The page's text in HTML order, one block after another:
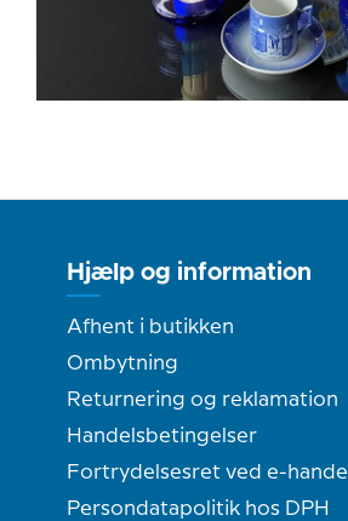
Hjælp og information
Afhent i butikken
Ombytning
Returnering og reklamation
Handelsbetingelser
Fortrydelsesret ved e-handel
Persondatapolitik hos DPH